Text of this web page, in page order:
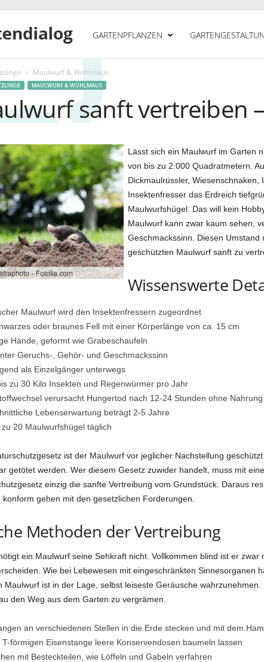
a
t
e
n
i
a
g
d
GARTENPFLANZEN
Maulwurf & Wühlmaus
MAULWURF & WÜHLMAUS
sanft vertreiben
Lässt sich ein Maulwurf im Garten
von bis zu 2.000 Quadratmetern.
Dickmaulrüssler,
Insektenfresser das Erdreich
Maulwurfshügel. Das will kein
Maulwurf kann zwar kaum sehen,
Geschmackssinn. Diesen
geschützten Maulwurf sanft zu
Wissenswerte
Maulwurf wird den Insektenfressern zugeordnet
oder braunes Fell mit einer Körperlänge von ca. 15 cm
Hände, geformt wie Grabeschaufeln
Geruchs-, Gehör- und Geschmackssinn
als Einzelgänger unterwegs
zu 30 Kilo Insekten und Regenwürmer pro Jahr
verursacht Hungertod nach 12-24 Stunden ohne Nahrung
Lebenserwartung beträgt 2-5 Jahre
zu 20 Maulwurfshügel täglich
ist der Maulwurf vor jeglicher Nachstellung
getötet werden. Wer diesem Gesetz zuwider handelt, muss mit
einzig die sanfte Vertreibung vom Grundstück. Daraus
konform gehen mit den gesetzlichen Forderungen.
Methoden der Vertreibung
ein Maulwurf seine Sehkraft nicht. Vollkommen blind ist er
Wie bei Lebewesen mit eingeschränkten
Maulwurf ist in der Lage, selbst leiseste Geräusche
den Weg aus dem Garten zu vergrämen.
an verschiedenen Stellen in die Erde stecken und mit dem
T-förmigen Eisenstange leere Konservendosen baumeln lassen
mit Besteckteilen, wie Löffeln und Gabeln verfahren